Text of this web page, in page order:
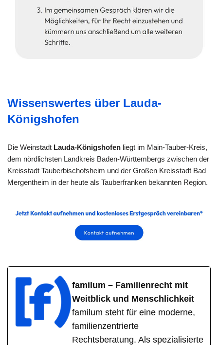
Wissenswertes über Lauda-
Königshofen
Die Weinstadt Lauda-Königshofen liegt im Main-Tauber-Kreis,
dem nördlichsten Landkreis Baden-Württembergs zwischen der
Kreisstadt Tauberbischofsheim und der Großen Kreisstadt Bad
Mergentheim in der heute als Tauberfranken bekannten Region.
familum – Familienrecht mit
Weitblick und Menschlichkeit
familum steht für eine moderne,
familienzentrierte
Rechtsberatung. Als spezialisierte